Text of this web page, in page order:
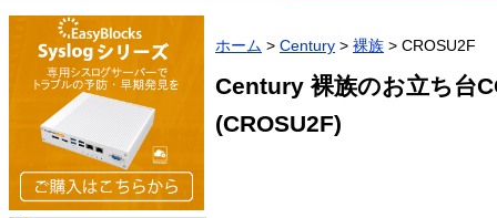
ホーム > Century > 裸族 > CROSU2F
Century 裸族のお立ち台
(CROSU2F)